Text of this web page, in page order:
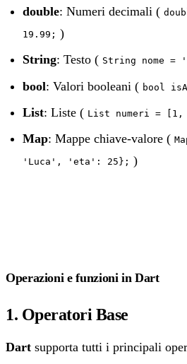
double: Numeri decimali (
19.99; )
String: Testo ( String nome =
bool: Valori booleani ( bool
List: Liste ( List numeri =
Map: Mappe chiave-valore (
'Luca', 'eta': 25}; )
Operazioni e funzioni in Dart
1. Operatori Base
Dart supporta tutti i principali